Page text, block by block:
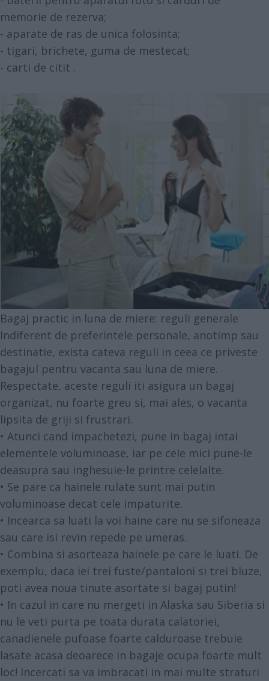
memorie de rezerva;
- aparate de ras de unica folosinta;
- tigari, brichete, guma de mestecat;
- carti de citit .
Bagaj practic in luna de miere: reguli generale
Indiferent de preferintele personale, anotimp sau
destinatie, exista cateva reguli in ceea ce priveste
bagajul pentru vacanta sau luna de miere.
Respectate, aceste reguli iti asigura un bagaj
organizat, nu foarte greu si, mai ales, o vacanta
lipsita de griji si frustrari.
• Atunci cand impachetezi, pune in bagaj intai
elementele voluminoase, iar pe cele mici pune-le
deasupra sau inghesuie-le printre celelalte.
• Se pare ca hainele rulate sunt mai putin
voluminoase decat cele impaturite.
• Incearca sa luati la voi haine care nu se sifoneaza
sau care isi revin repede pe umeras.
• Combina si asorteaza hainele pe care le luati. De
exemplu, daca iei trei fuste/pantaloni si trei bluze,
poti avea noua tinute asortate si bagaj putin!
• In cazul in care nu mergeti in Alaska sau Siberia si
nu le veti purta pe toata durata calatoriei,
canadienele pufoase foarte calduroase trebuie
lasate acasa deoarece in bagaje ocupa foarte mult
loc! Incercati sa va imbracati in mai multe straturi